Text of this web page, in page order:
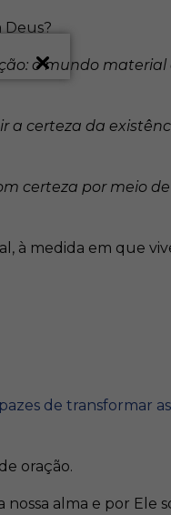
Deus?
o mundo material
certeza da
certeza por meio
à medida em que
de transformar
oração.
alma e por Ele